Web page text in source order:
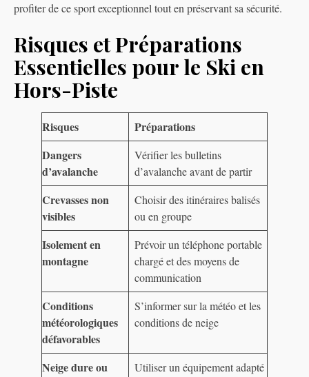
profiter de ce sport exceptionnel tout en préservant sa sécurité.
Risques et Préparations
Essentielles pour le Ski en
Hors-Piste
Risques
Préparations
Dangers
d’avalanche
Vérifier les bulletins
d’avalanche avant de partir
Crevasses non
visibles
Choisir des itinéraires balisés
ou en groupe
Isolement en
montagne
Prévoir un téléphone portable
chargé et des moyens de
communication
Conditions
météorologiques
défavorables
S’informer sur la météo et les
conditions de neige
Neige dure ou
Utiliser un équipement adapté